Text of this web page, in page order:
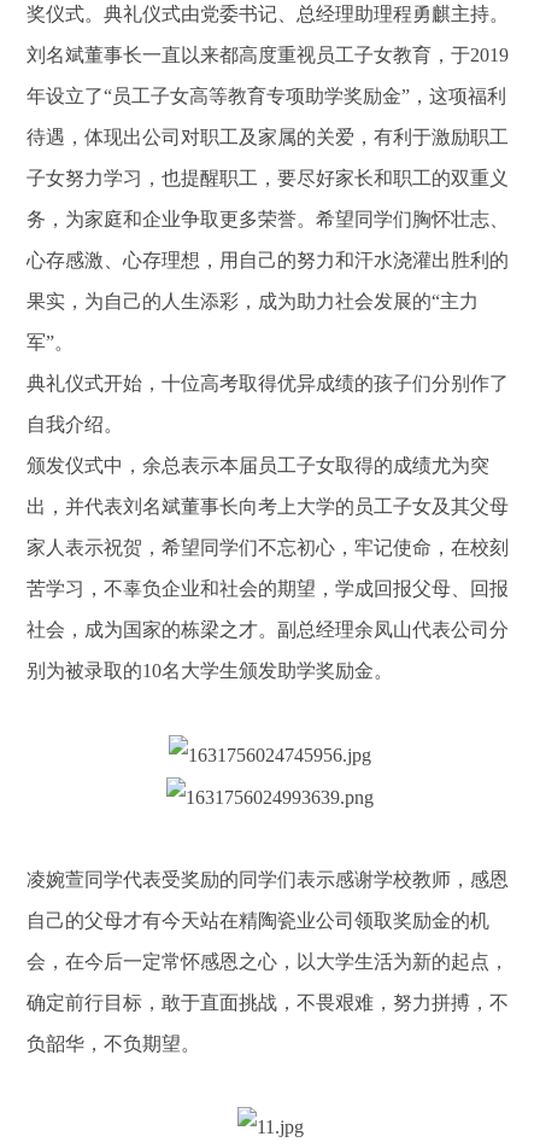
奖仪式。典礼仪式由党委书记、总经理助理程勇麒主持。
刘名斌董事长一直以来都高度重视员工子女教育，于2019
年设立了“员工子女高等教育专项助学奖励金”，这项福利
待遇，体现出公司对职工及家属的关爱，有利于激励职工
子女努力学习，也提醒职工，要尽好家长和职工的双重义
务，为家庭和企业争取更多荣誉。希望同学们胸怀壮志、
心存感激、心存理想，用自己的努力和汗水浇灌出胜利的
果实，为自己的人生添彩，成为助力社会发展的“主力
军”。
典礼仪式开始，十位高考取得优异成绩的孩子们分别作了
自我介绍。
颁发仪式中，余总表示本届员工子女取得的成绩尤为突
出，并代表刘名斌董事长向考上大学的员工子女及其父母
家人表示祝贺，希望同学们不忘初心，牢记使命，在校刻
苦学习，不辜负企业和社会的期望，学成回报父母、回报
社会，成为国家的栋梁之才。副总经理余凤山代表公司分
别为被录取的10名大学生颁发助学奖励金。
凌婉萱同学代表受奖励的同学们表示感谢学校教师，感恩
自己的父母才有今天站在精陶瓷业公司领取奖励金的机
会，在今后一定常怀感恩之心，以大学生活为新的起点，
确定前行目标，敢于直面挑战，不畏艰难，努力拼搏，不
负韶华，不负期望。